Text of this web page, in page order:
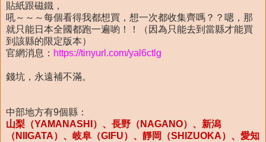
貼紙跟磁鐵，
吼～～～每個看得我都想買，想一次都收集齊嗎？？嗯，那
就只能日本全國都跑一遍喲！！（因為只能去到當縣才能買
到該縣的限定版本）
官網消息： https://tinyurl.com/yal6ctlg
錢坑，永遠補不滿。
中部地方有9個縣：
山梨（YAMANASHI）、長野（NAGANO）、新潟
（NIIGATA）、岐阜（GIFU）、靜岡（SHIZUOKA）、愛知